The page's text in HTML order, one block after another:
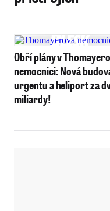
Obří plány v
nemocnici: Nová
urgentu a heliport za
miliardy!